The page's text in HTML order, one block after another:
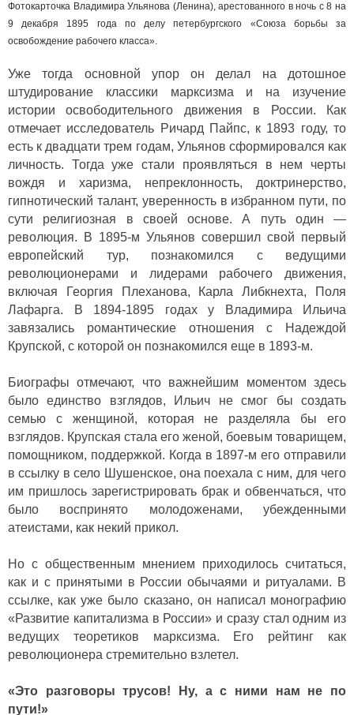
Фотокарточка Владимира Ульянова (Ленина), арестованного в ночь с 8 на
9 декабря 1895 года по делу петербургского «Союза борьбы за
освобождение рабочего класса».
Уже тогда основной упор он делал на дотошное
штудирование классики марксизма и на изучение
истории освободительного движения в России. Как
отмечает исследователь Ричард Пайпс, к 1893 году, то
есть к двадцати трем годам, Ульянов сформировался как
личность. Тогда уже стали проявляться в нем черты
вождя и харизма, непреклонность, доктринерство,
гипнотический талант, уверенность в избранном пути, по
сути религиозная в своей основе. А путь один —
революция. В 1895-м Ульянов совершил свой первый
европейский тур, познакомился с ведущими
революционерами и лидерами рабочего движения,
включая Георгия Плеханова, Карла Либкнехта, Поля
Лафарга. В 1894-1895 годах у Владимира Ильича
завязались романтические отношения с Надеждой
Крупской, с которой он познакомился еще в 1893-м.
Биографы отмечают, что важнейшим моментом здесь
было единство взглядов, Ильич не смог бы создать
семью с женщиной, которая не разделяла бы его
взглядов. Крупская стала его женой, боевым товарищем,
помощником, поддержкой. Когда в 1897-м его отправили
в ссылку в село Шушенское, она поехала с ним, для чего
им пришлось зарегистрировать брак и обвенчаться, что
было воспринято молодоженами, убежденными
атеистами, как некий прикол.
Но с общественным мнением приходилось считаться,
как и с принятыми в России обычаями и ритуалами. В
ссылке, как уже было сказано, он написал монографию
«Развитие капитализма в России» и сразу стал одним из
ведущих теоретиков марксизма. Его рейтинг как
революционера стремительно взлетел.
«Это разговоры трусов! Ну, а с ними нам не по
пути!»